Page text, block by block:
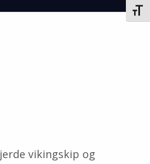
vikingskip og